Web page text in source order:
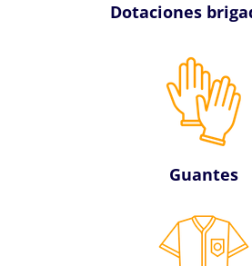
Dotaciones
Guantes